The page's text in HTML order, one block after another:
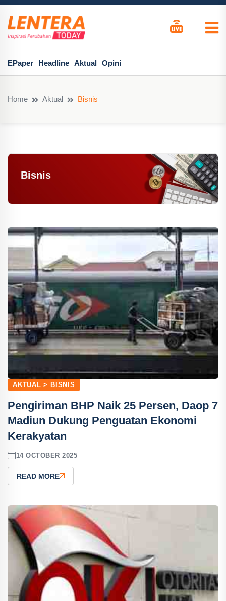
EPaper Headline Aktual Opini
Home Aktual Bisnis
Bisnis
AKTUAL > BISNIS
Pengiriman BHP Naik 25 Persen, Daop 7
Madiun Dukung Penguatan Ekonomi
Kerakyatan
14 OCTOBER 2025
READ MORE